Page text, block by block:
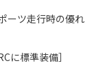
ーツ走行時の優れ
に標準装備］